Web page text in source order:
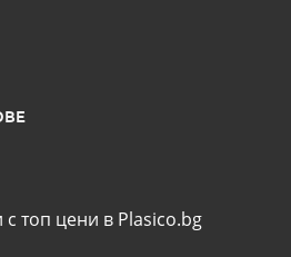
топ цени в Plasico.bg